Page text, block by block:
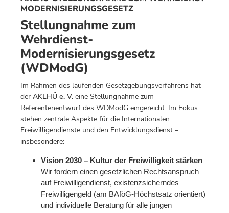
MODERNISIERUNGSGESETZ
Stellungnahme zum
Wehrdienst-
Modernisierungsgesetz
(WDModG)
Im Rahmen des laufenden Gesetzgebungsverfahrens hat
der AKLHÜ e. V. eine Stellungnahme zum
Referentenentwurf des WDModG eingereicht. Im Fokus
stehen zentrale Aspekte für die Internationalen
Freiwilligendienste und den Entwicklungsdienst –
insbesondere:
Vision 2030 – Kultur der Freiwilligkeit stärken
Wir fordern einen gesetzlichen Rechtsanspruch
auf Freiwilligendienst, existenzsicherndes
Freiwilligengeld (am BAföG-Höchstsatz orientiert)
und individuelle Beratung für alle jungen